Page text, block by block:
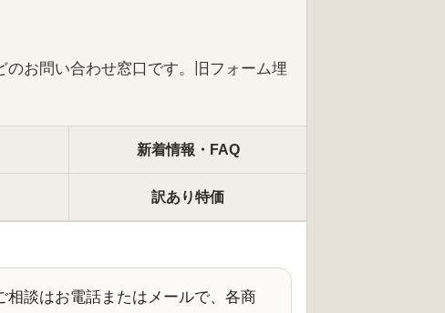
お問い合わせ窓口です。旧フォーム埋
新着情報・FAQ
訳あり特価
談はお電話またはメールで、各商